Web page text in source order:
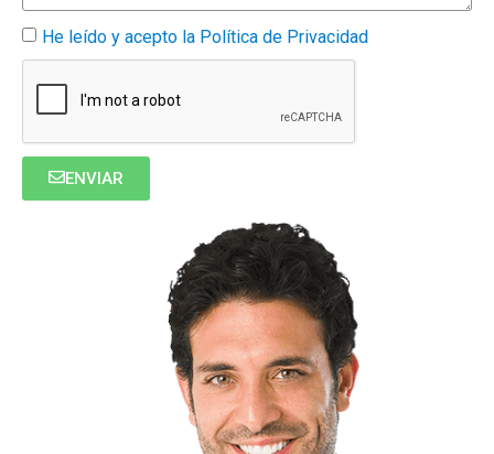
He leído y acepto la Política de Privacidad
ENVIAR